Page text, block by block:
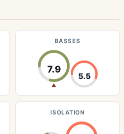
BASSES
7.9
▲
5.5
ISOLATION